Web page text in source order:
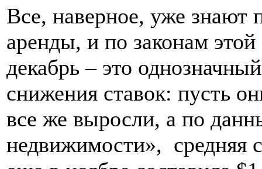
Все, наверное, уже знают
аренды, и по законам
декабрь – это
снижения ставок: пусть
все же выросли, а по
недвижимости», средняя